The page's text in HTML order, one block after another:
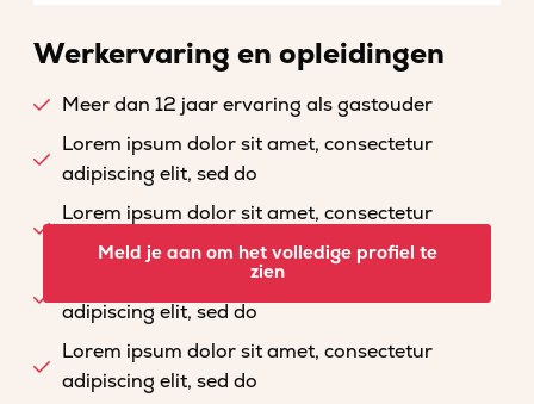
Werkervaring en opleidingen
Meer dan 12 jaar ervaring als gastouder
Lorem ipsum dolor sit amet, consectetur
adipiscing elit, sed do
Lorem ipsum dolor sit amet, consectetur
adipiscing elit, sed do
Lorem ipsum dolor sit amet, consectetur
adipiscing elit, sed do
Lorem ipsum dolor sit amet, consectetur
adipiscing elit, sed do
Meld je aan om het volledige profiel te
zien